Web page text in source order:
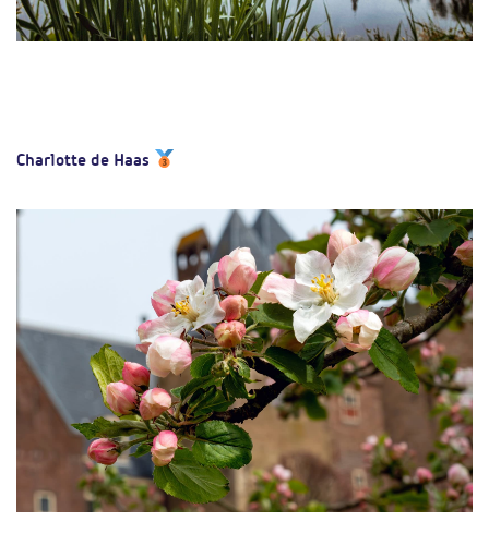
Charlotte de Haas